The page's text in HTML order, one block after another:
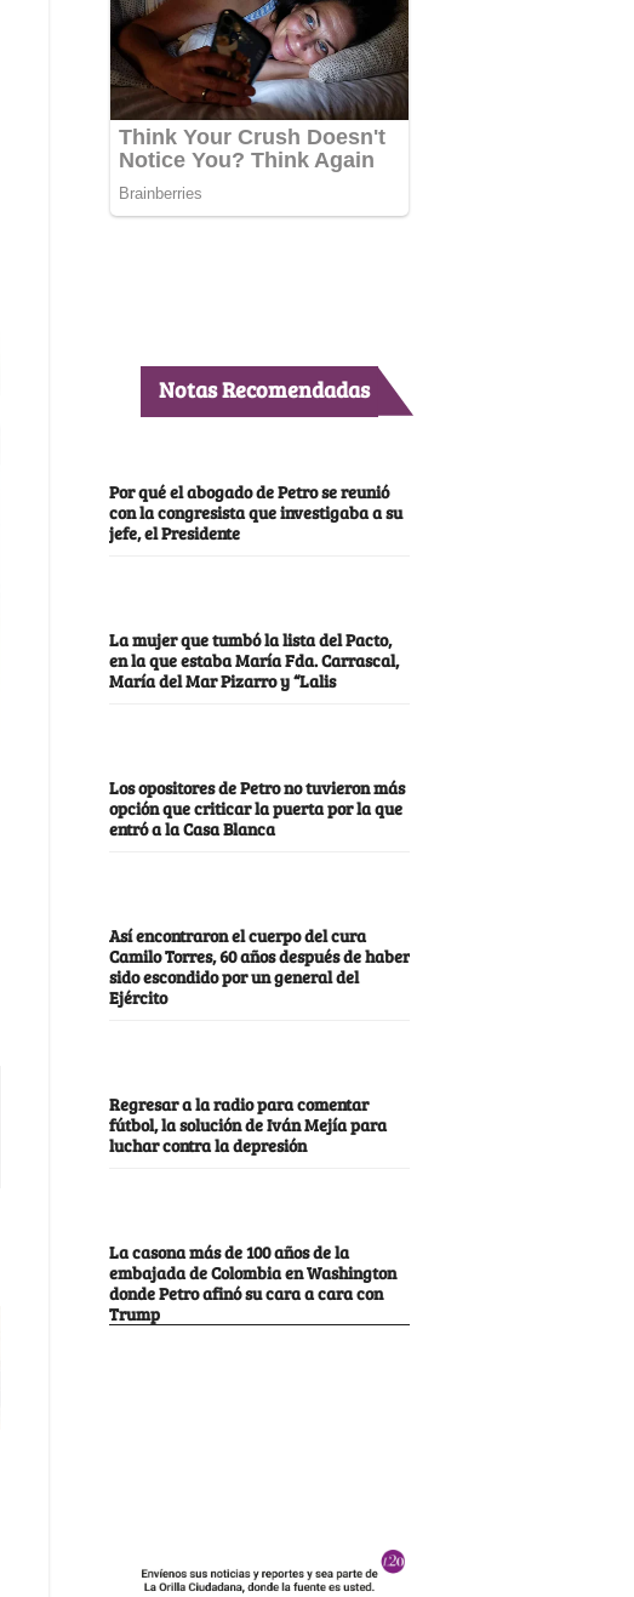
Notas Recomendadas
Por qué el abogado de Petro se reunió
con la congresista que investigaba a su
jefe, el Presidente
La mujer que tumbó la lista del Pacto,
en la que estaba María Fda. Carrascal,
María del Mar Pizarro y “Lalis
Los opositores de Petro no tuvieron más
opción que criticar la puerta por la que
entró a la Casa Blanca
Así encontraron el cuerpo del cura
Camilo Torres, 60 años después de haber
sido escondido por un general del
Ejército
Regresar a la radio para comentar
fútbol, la solución de Iván Mejía para
luchar contra la depresión
La casona más de 100 años de la
embajada de Colombia en Washington
donde Petro afinó su cara a cara con
Trump